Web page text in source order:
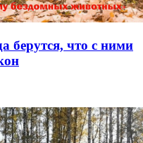
берутся, что с ними